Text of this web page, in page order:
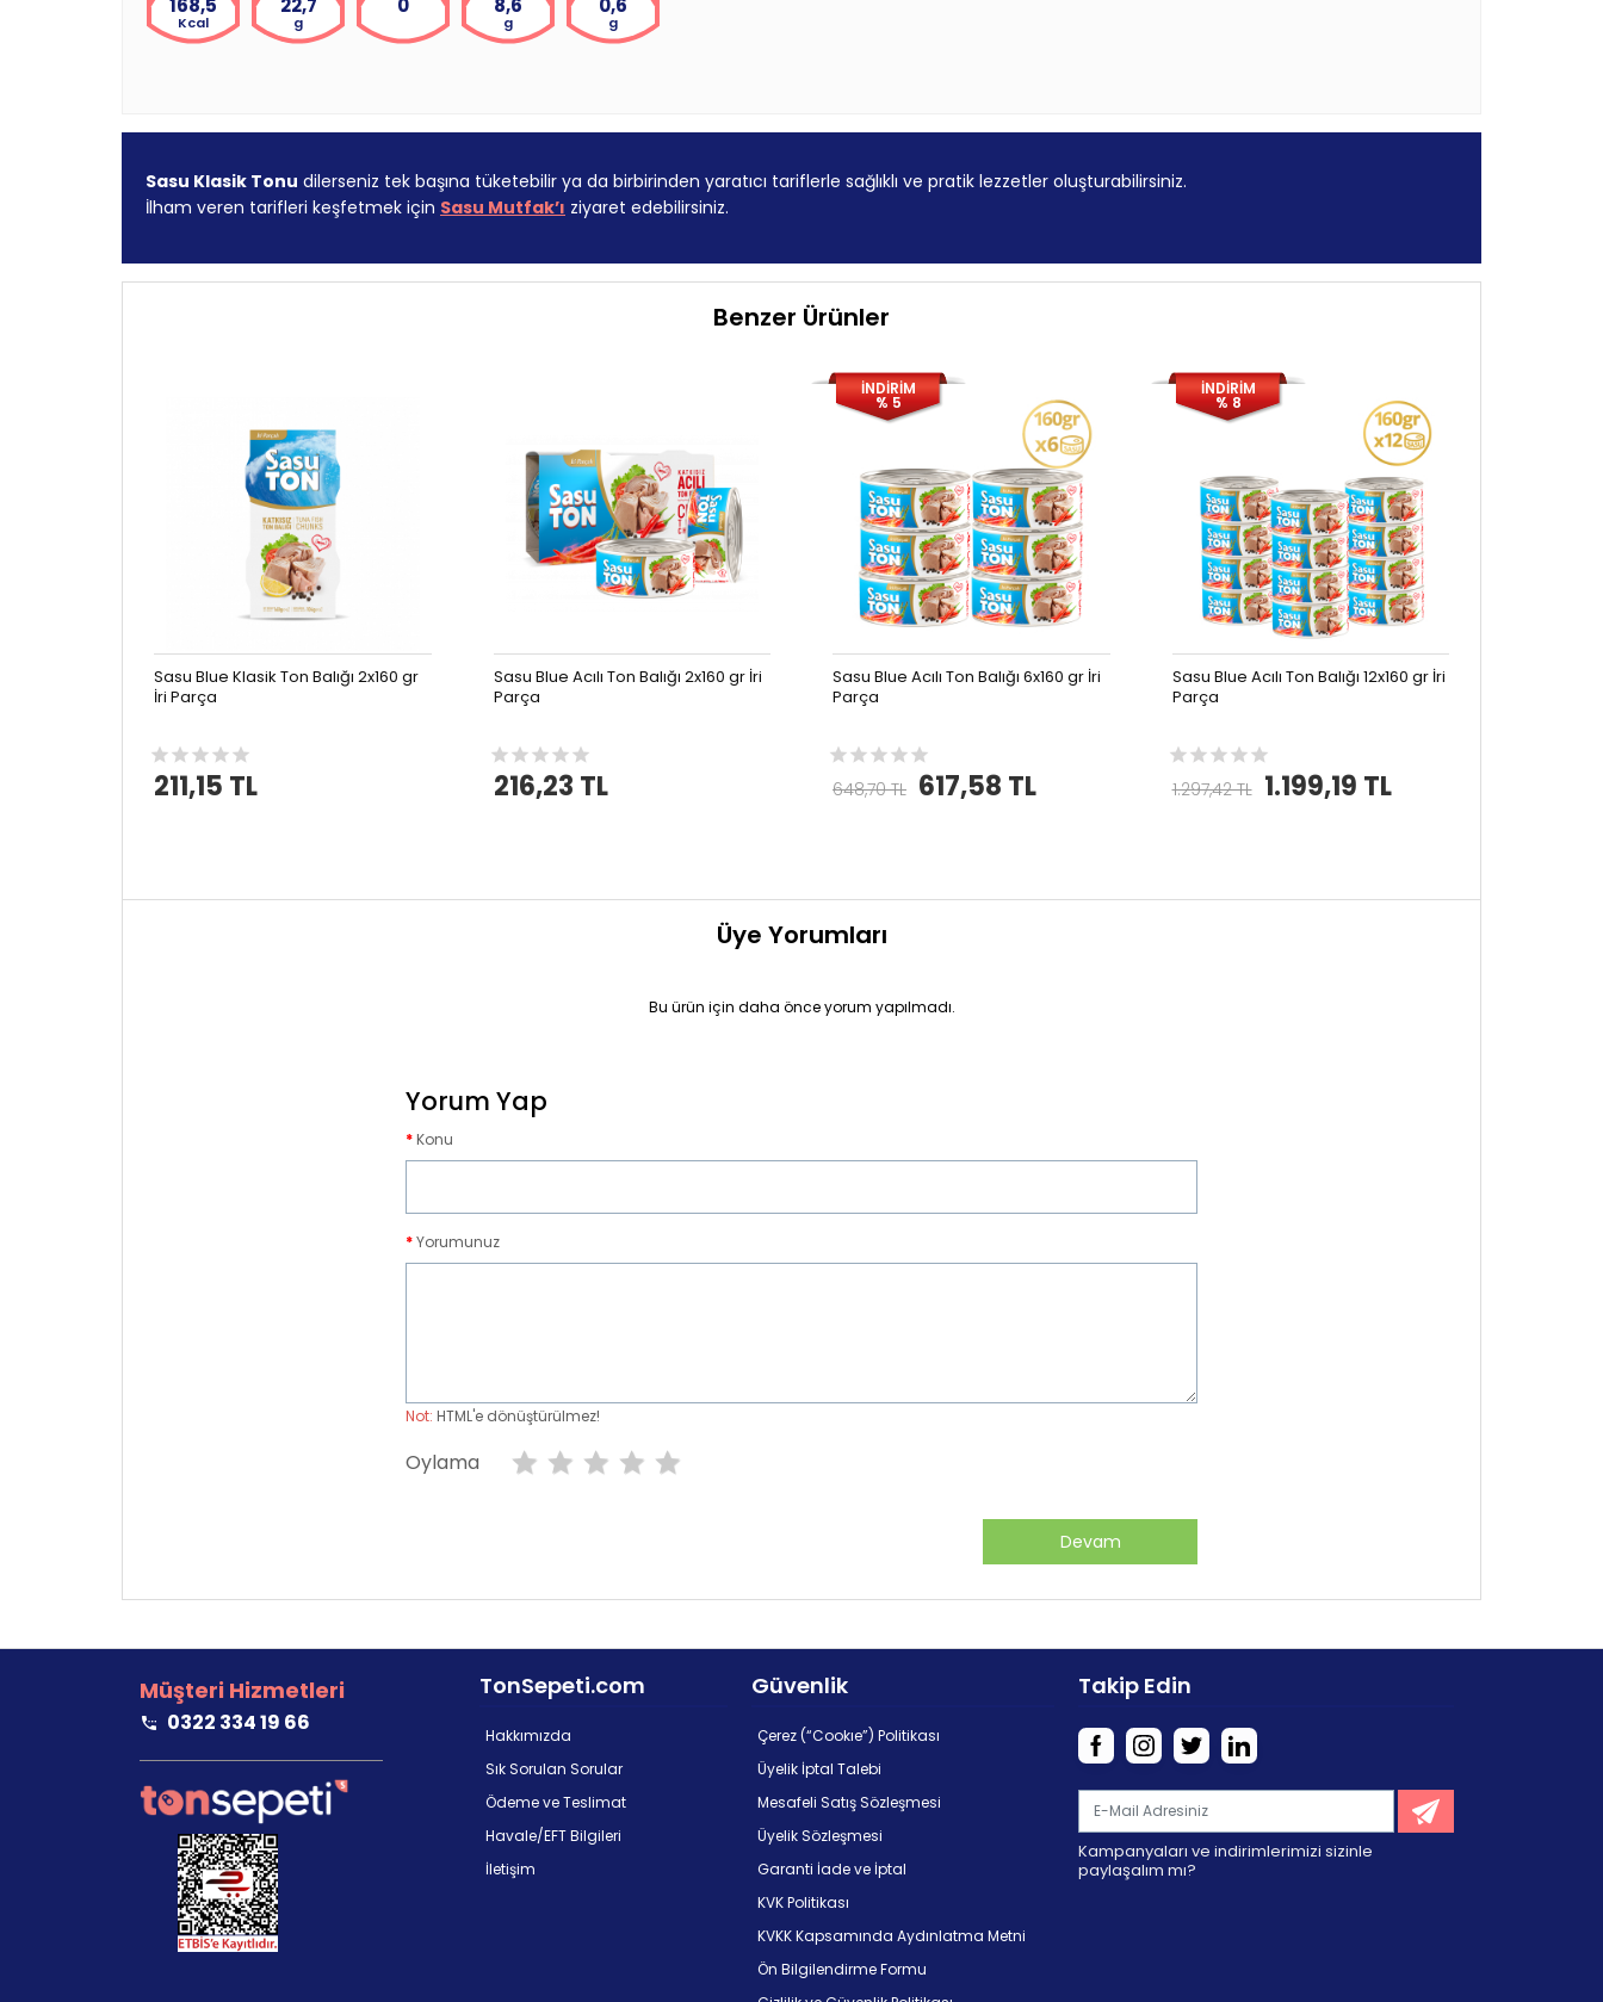
168,5
Kcal
22,7
g
0 8,6
g
0,6
g
Sasu Klasik Tonu dilerseniz tek başına tüketebilir ya da birbirinden yaratıcı tariflerle sağlıklı ve pratik lezzetler oluşturabilirsiniz.
İlham veren tarifleri keşfetmek için Sasu Mutfak’ı ziyaret edebilirsiniz.
Benzer Ürünler
Sasu Blue Klasik Ton Balığı 2x160 gr
İri Parça
211,15 TL
Sasu Blue Acılı Ton Balığı 2x160 gr İri
Parça
216,23 TL
İNDİRİM
% 5
Sasu Blue Acılı Ton Balığı 6x160 gr İri
Parça
648,70 TL 617,58 TL
İNDİRİM
% 8
Sasu Blue Acılı Ton Balığı 12x160 gr İri
Parça
1.297,42 TL 1.199,19 TL
Üye Yorumları
Bu ürün için daha önce yorum yapılmadı.
Yorum Yap
Konu
Yorumunuz
Not: HTML'e dönüştürülmez!
Oylama
Devam
Müşteri Hizmetleri
0322 334 19 66
TonSepeti.com
Hakkımızda
Sık Sorulan Sorular
Ödeme ve Teslimat
Havale/EFT Bilgileri
İletişim
Güvenlik
Çerez (“Cookıe”) Politikası
Üyelik İptal Talebi
Mesafeli Satış Sözleşmesi
Üyelik Sözleşmesi
Garanti İade ve İptal
KVK Politikası
KVKK Kapsamında Aydınlatma Metni
Ön Bilgilendirme Formu
Takip Edin
Kampanyaları ve indirimlerimizi sizinle
paylaşalım mı?